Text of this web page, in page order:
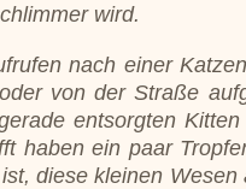
wird.
nach einer
von der Straße
entsorgten
haben ein paar
diese kleinen